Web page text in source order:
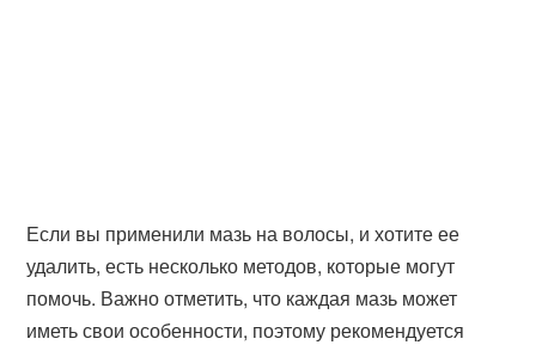
Если вы применили мазь на волосы, и хотите ее
удалить, есть несколько методов, которые могут
помочь. Важно отметить, что каждая мазь может
иметь свои особенности, поэтому рекомендуется